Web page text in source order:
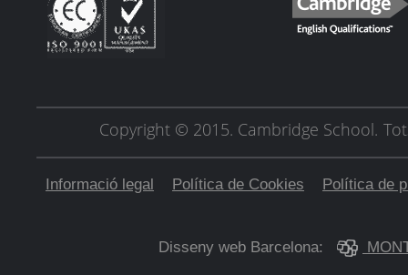
Copyright © 2015. Cambridge School.
Informació legal Política de Cookies Política de
Disseny web Barcelona: